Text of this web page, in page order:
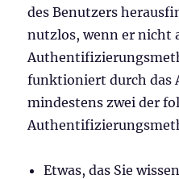
des Benutzers
nutzlos, wenn er nicht
funktioniert durch das
mindestens zwei der
Etwas, das Sie